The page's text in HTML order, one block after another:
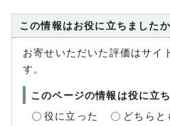
この情報はお役に立ちましたか
お寄せいただいた評価はサイ
す。
このページの情報は役に立
役に立った
どちらと